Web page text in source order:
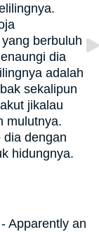
berbuluh
dia
adalah
sekalipun
jikalau
mulutnya.
dia dengan
hidungnya.
Apparently an